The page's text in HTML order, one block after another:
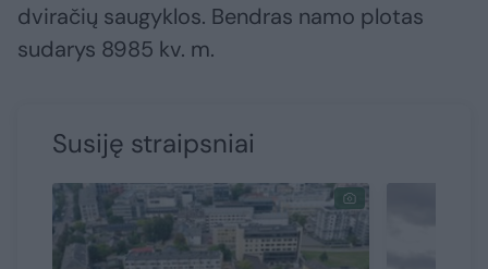
dviračių saugyklos. Bendras namo plotas
sudarys 8985 kv. m.
Susiję straipsniai